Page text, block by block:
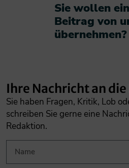
Sie wollen
Beitrag von
übernehmen?​
Ihre Nachricht an
Sie haben Fragen, Kritik, Lob
schreiben Sie gerne eine
Redaktion.